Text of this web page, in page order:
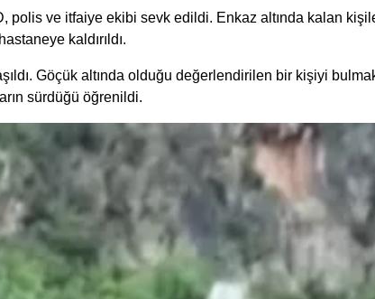
polis ve itfaiye ekibi sevk edildi. Enkaz altında kalan
kaldırıldı.
Göçük altında olduğu değerlendirilen bir kişiyi
sürdüğü öğrenildi.